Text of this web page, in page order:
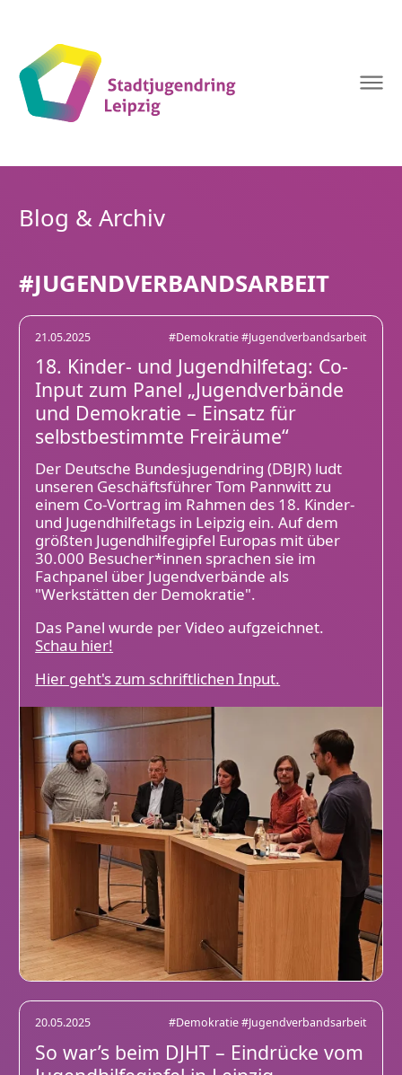
Leipzig
#JUGENDVERBANDSARBEIT
18. Kinder- und Jugendhilfetag: Co-
Input zum Panel „Jugendverbände
und Demokratie – Einsatz für
selbstbestimmte Freiräume“
Der Deutsche Bundesjugendring (DBJR) ludt
unseren Geschäftsführer Tom Pannwitt zu
einem Co-Vortrag im Rahmen des 18. Kinder-
und Jugendhilfetags in Leipzig ein. Auf dem
größten Jugendhilfegipfel Europas mit über
30.000 Besucher*innen sprachen sie im
Fachpanel über Jugendverbände als
"Werkstätten der Demokratie".
Das Panel wurde per Video aufgzeichnet.
Schau hier!
Hier geht's zum schriftlichen Input.
21.05.2025 #Demokratie#Jugendverbandsarbeit
So war’s beim DJHT – Eindrücke vom
20.05.2025 #Demokratie#Jugendverbandsarbeit
Blog & Archiv